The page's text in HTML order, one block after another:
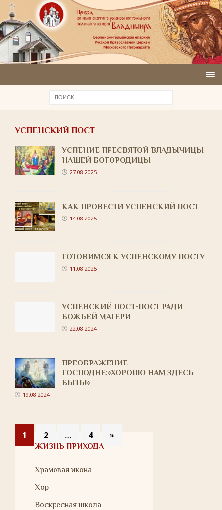
УСПЕНСКИЙ ПОСТ
УСПЕНИЕ ПРЕСВЯТОЙ ВЛАДЫЧИЦЫ
НАШЕЙ БОГОРОДИЦЫ
27.08.2025
КАК ПРОВЕСТИ УСПЕНСКИЙ ПОСТ
14.08.2025
ГОТОВИМСЯ К УСПЕНСКОМУ ПОСТУ
11.08.2025
УСПЕНСКИЙ ПОСТ-ПОСТ РАДИ
БОЖЬЕЙ МАТЕРИ
22.08.2024
ПРЕОБРАЖЕНИЕ
ГОСПОДНЕ:»ХОРОШО НАМ ЗДЕСЬ
БЫТЬ!»
19.08.2024
1 2 … 4 »
ЖИЗНЬ ПРИХОДА
Храмовая икона
Хор
Воскресная школа